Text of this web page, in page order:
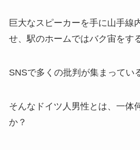
巨大なスピーカーを手に山手線
せ、駅のホームではバク宙をす
SNSで多くの批判が集まってい
そんなドイツ人男性とは、一体
か？